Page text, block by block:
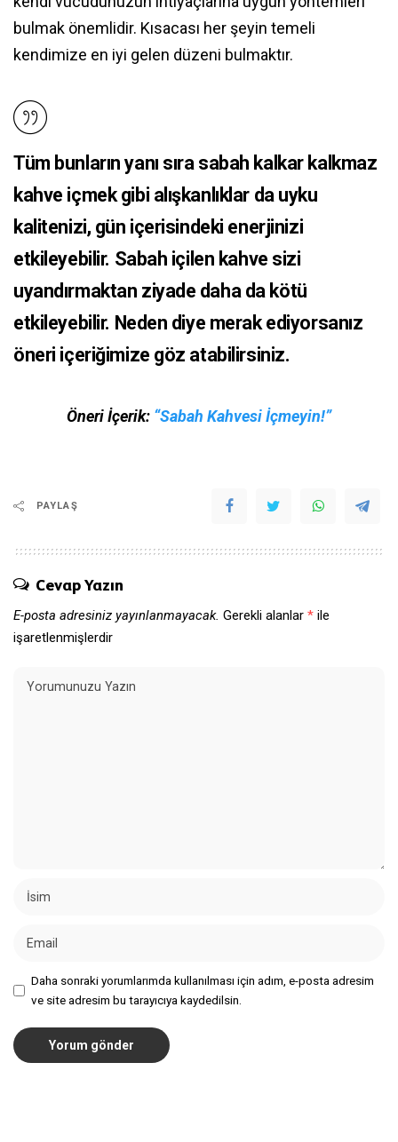
bulmak önemlidir. Kısacası her şeyin temeli
kendimize en iyi gelen düzeni bulmaktır.
Tüm bunların yanı sıra sabah kalkar kalkmaz
kahve içmek gibi alışkanlıklar da uyku
kalitenizi, gün içerisindeki enerjinizi
etkileyebilir. Sabah içilen kahve sizi
uyandırmaktan ziyade daha da kötü
etkileyebilir. Neden diye merak ediyorsanız
öneri içeriğimize göz atabilirsiniz.
Öneri İçerik: “Sabah Kahvesi İçmeyin!”
PAYLAŞ
Cevap Yazın
E-posta adresiniz yayınlanmayacak. Gerekli alanlar * ile
işaretlenmişlerdir
Daha sonraki yorumlarımda kullanılması için adım, e-posta adresim
ve site adresim bu tarayıcıya kaydedilsin.